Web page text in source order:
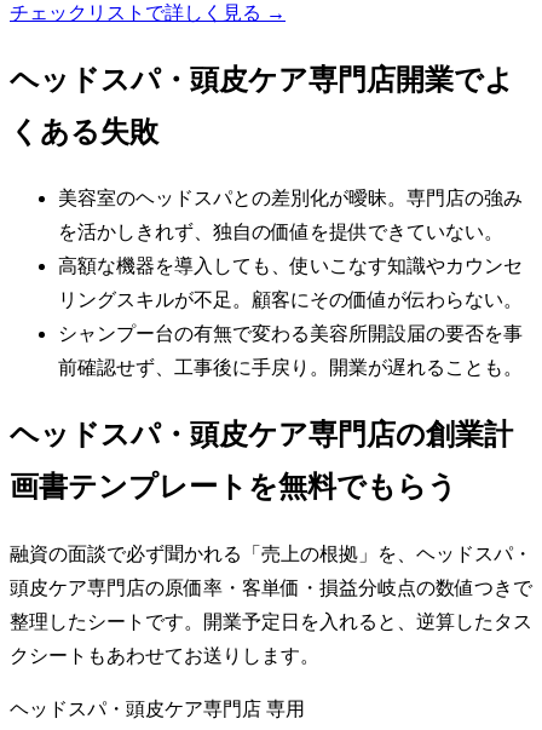
チェックリストで詳しく見る →
ヘッドスパ・頭皮ケア専門店開業でよ
くある失敗
美容室のヘッドスパとの差別化が曖昧。専門店の強み
を活かしきれず、独自の価値を提供できていない。
高額な機器を導入しても、使いこなす知識やカウンセ
リングスキルが不足。顧客にその価値が伝わらない。
シャンプー台の有無で変わる美容所開設届の要否を事
前確認せず、工事後に手戻り。開業が遅れることも。
ヘッドスパ・頭皮ケア専門店の創業計
画書テンプレートを無料でもらう
融資の面談で必ず聞かれる「売上の根拠」を、ヘッドスパ・
頭皮ケア専門店の原価率・客単価・損益分岐点の数値つきで
整理したシートです。開業予定日を入れると、逆算したタス
クシートもあわせてお送りします。
ヘッドスパ・頭皮ケア専門店 専用